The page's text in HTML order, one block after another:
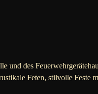
und des
Feten, stilvolle Feste